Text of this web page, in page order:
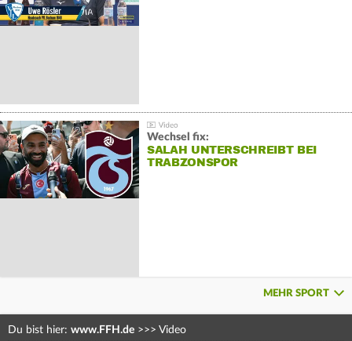
Wechsel fix:
SALAH UNTERSCHREIBT BEI
TRABZONSPOR
MEHR SPORT
Du bist hier: www.FFH.de >>> Video